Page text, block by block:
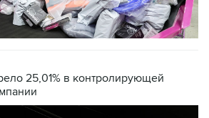
25,01% в контролирующей